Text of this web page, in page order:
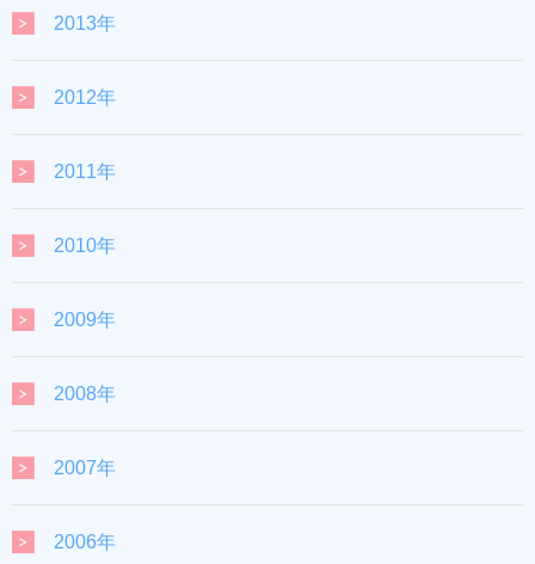
2013年
2012年
2011年
2010年
2009年
2008年
2007年
2006年